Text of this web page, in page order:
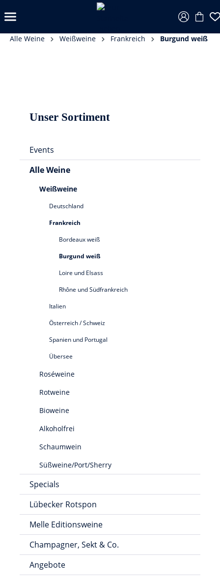
Alle Weine Weißweine Frankreich Burgund weiß
Unser Sortiment
Events
Alle Weine
Weißweine
Deutschland
Frankreich
Bordeaux weiß
Burgund weiß
Loire und Elsass
Rhône und Südfrankreich
Italien
Österreich / Schweiz
Spanien und Portugal
Übersee
Roséweine
Rotweine
Bioweine
Alkoholfrei
Schaumwein
Süßweine/Port/Sherry
Specials
Lübecker Rotspon
Melle Editionsweine
Champagner, Sekt & Co.
Angebote